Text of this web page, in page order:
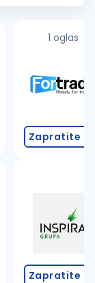
1 oglas
Zapratite
Zapratite